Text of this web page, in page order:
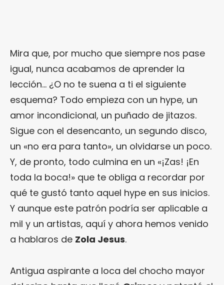
Mira que, por mucho que siempre nos pase
igual, nunca acabamos de aprender la
lección… ¿O no te suena a ti el siguiente
esquema? Todo empieza con un hype, un
amor incondicional, un puñado de jitazos.
Sigue con el desencanto, un segundo disco,
un «no era para tanto», un olvidarse un poco.
Y, de pronto, todo culmina en un «¡Zas! ¡En
toda la boca!» que te obliga a recordar por
qué te gustó tanto aquel hype en sus inicios.
Y aunque este patrón podría ser aplicable a
mil y un artistas, aquí y ahora hemos venido
a hablaros de Zola Jesus.
Antigua aspirante a loca del chocho mayor